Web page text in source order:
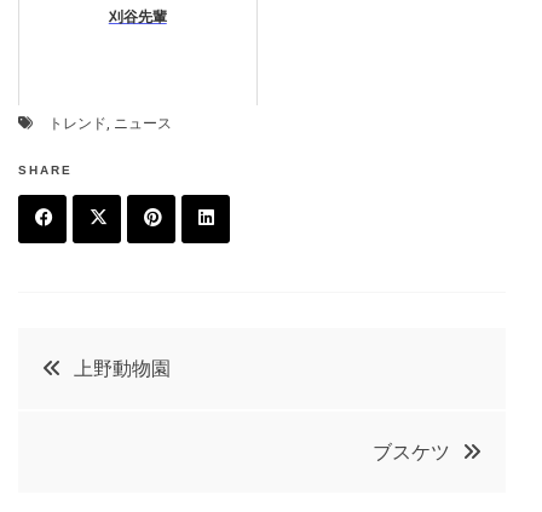
刈谷先輩
トレンド, ニュース
SHARE
t
e
投
上野動物園
ブスケツ